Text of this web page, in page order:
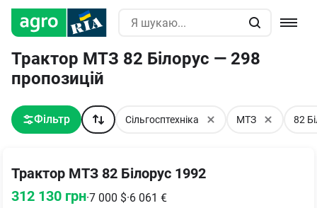
Трактор МТЗ 82 Білорус — 298
пропозицій
Фільтр Сільгосптехніка МТЗ 82
Трактор МТЗ 82 Білорус 1992
312 130 грн·7 000 $·6 061 €